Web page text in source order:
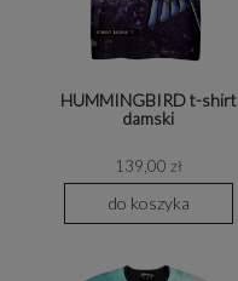
HUMMINGBIRD t-shirt
damski
139,00 zł
do koszyka